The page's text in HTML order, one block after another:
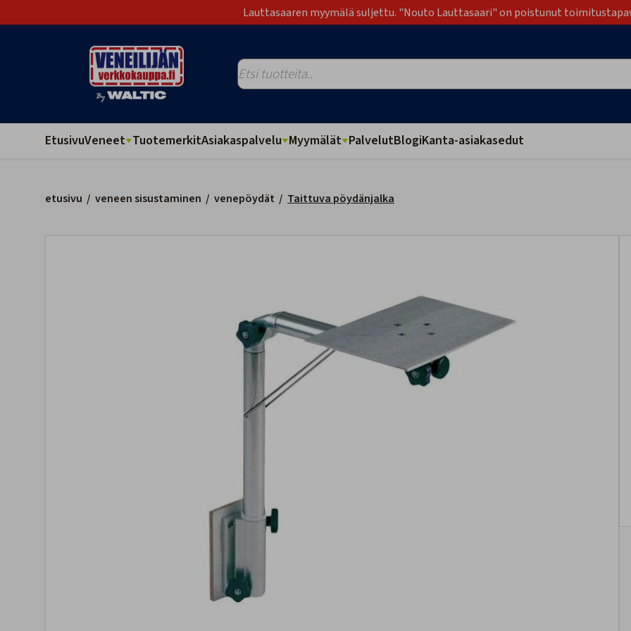
Lauttasaaren myymälä suljettu. "Nouto Lauttasaari" on poistunut
EtusivuVeneet TuotemerkitAsiakaspalvelu Myymälät PalvelutBlogiKanta-asiakasedut
etusivu / veneen sisustaminen / venepöydät / Taittuva pöydänjalka